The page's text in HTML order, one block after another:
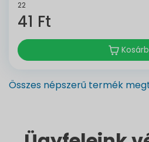
22
41 Ft
Összes népszerű termék